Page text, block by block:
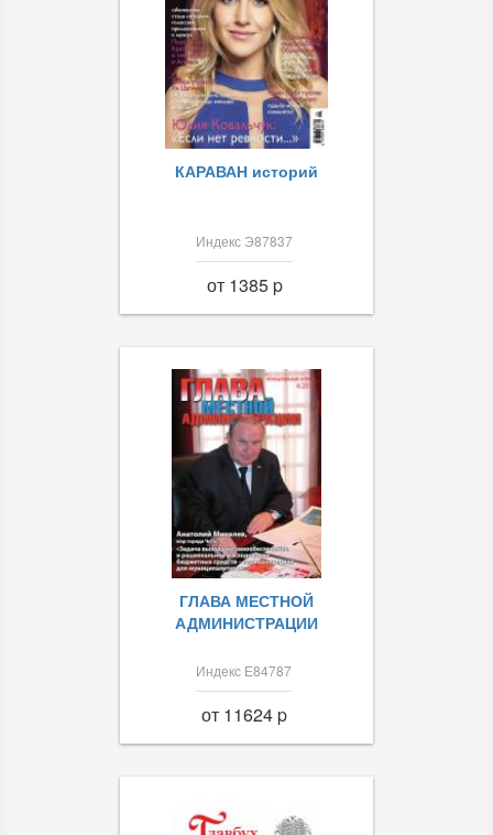
КАРАВАН историй
Индекс Э87837
от 1385 p
ГЛАВА МЕСТНОЙ
АДМИНИСТРАЦИИ
Индекс Е84787
от 11624 p